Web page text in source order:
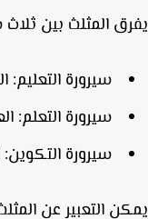
المثلث بين ثلاث
سيرورة التعليم:
سيرورة التعلم:
سيرورة التكوين:
التعبير عن